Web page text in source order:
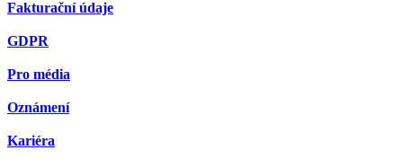
Fakturační údaje
GDPR
Pro média
Oznámení
Kariéra